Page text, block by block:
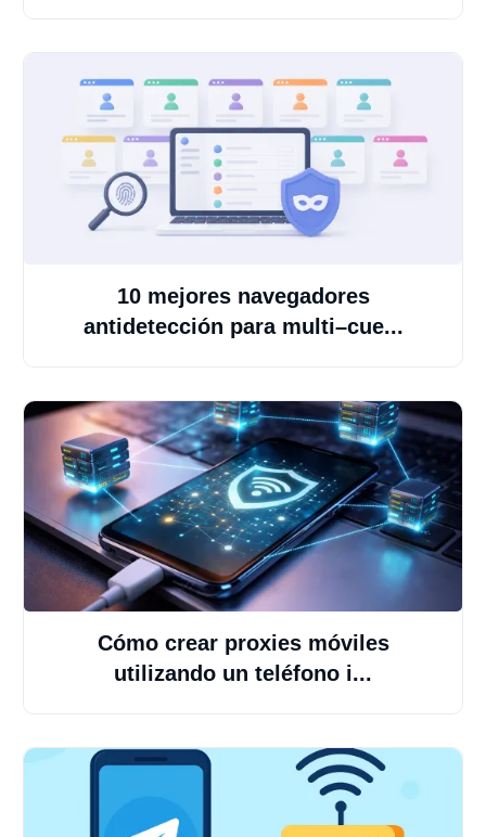
10 mejores navegadores
antidetección para multi–cue...
Cómo crear proxies móviles
utilizando un teléfono i...